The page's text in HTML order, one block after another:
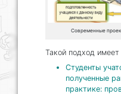
Современные
Такой подход
Студенты
полученные
практике: